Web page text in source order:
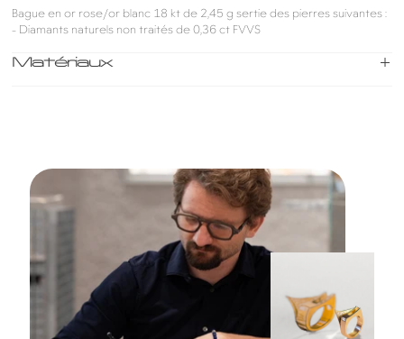
Bague en or rose/or blanc 18 kt de 2,45 g sertie des pierres suivantes :
- Diamants naturels non traités de 0,36 ct FVVS
Matériaux